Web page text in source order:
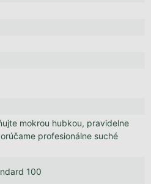
mokrou hubkou, pravidelne
profesionálne suché
100